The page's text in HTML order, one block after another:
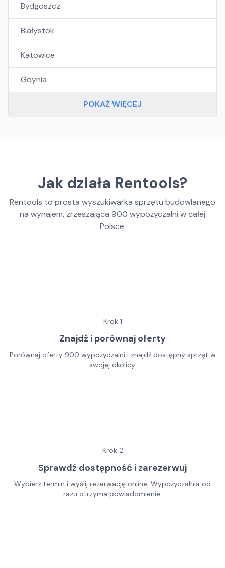
Bydgoszcz
Białystok
Katowice
Gdynia
POKAŻ WIĘCEJ
Jak działa Rentools?
Rentools to prosta wyszukiwarka sprzętu budowlanego
na wynajem, zrzeszająca 900 wypożyczalni w całej
Polsce.
Krok 1
Znajdź i porównaj oferty
Porównaj oferty 900 wypożyczalni i znajdź dostępny sprzęt w
swojej okolicy.
Krok 2
Sprawdź dostępność i zarezerwuj
Wybierz termin i wyślij rezerwację online. Wypożyczalnia od
razu otrzyma powiadomienie.